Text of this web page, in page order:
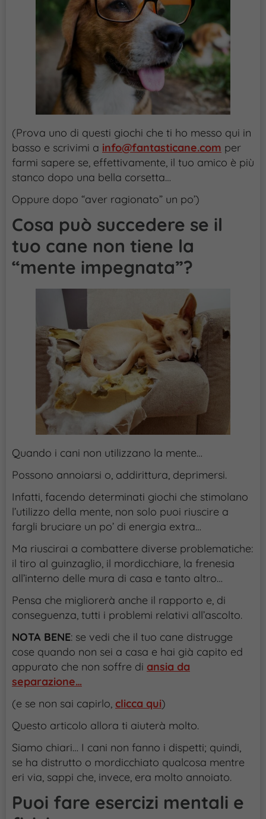
(Prova uno di questi giochi che ti ho messo qui in
basso e scrivimi a info@fantasticane.com per
farmi sapere se, effettivamente, il tuo amico è più
stanco dopo una bella corsetta…
Oppure dopo “aver ragionato” un po’)
Cosa può succedere se il
tuo cane non tiene la
“mente impegnata”?
Quando i cani non utilizzano la mente…
Possono annoiarsi o, addirittura, deprimersi.
Infatti, facendo determinati giochi che stimolano
l’utilizzo della mente, non solo puoi riuscire a
fargli bruciare un po’ di energia extra…
Ma riuscirai a combattere diverse problematiche:
il tiro al guinzaglio, il mordicchiare, la frenesia
all’interno delle mura di casa e tanto altro…
Pensa che migliorerà anche il rapporto e, di
conseguenza, tutti i problemi relativi all’ascolto.
NOTA BENE: se vedi che il tuo cane distrugge
cose quando non sei a casa e hai già capito ed
appurato che non soffre di ansia da
separazione…
(e se non sai capirlo, clicca qui)
Questo articolo allora ti aiuterà molto.
Siamo chiari… I cani non fanno i dispetti; quindi,
se ha distrutto o mordicchiato qualcosa mentre
eri via, sappi che, invece, era molto annoiato.
Puoi fare esercizi mentali e